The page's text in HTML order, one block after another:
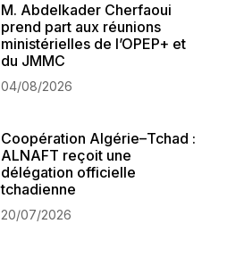
M. Abdelkader Cherfaoui
prend part aux réunions
ministérielles de l’OPEP+ et
du JMMC
04/08/2026
Coopération Algérie–Tchad :
ALNAFT reçoit une
délégation officielle
tchadienne
20/07/2026